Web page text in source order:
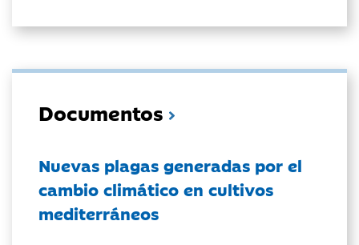
Documentos
Nuevas plagas generadas por el
cambio climático en cultivos
mediterráneos